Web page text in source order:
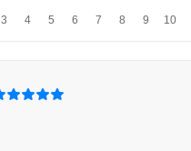
3 4 5 6 7 8 9 10